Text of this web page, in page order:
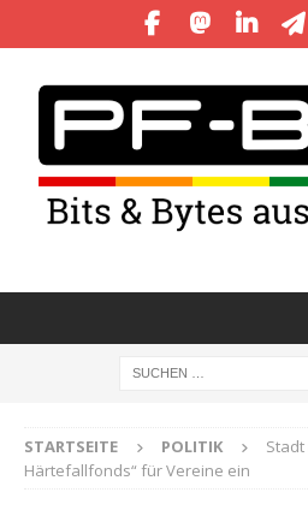
STARTSEITE POLITIK
Härtefallfonds“ für Vereine ein